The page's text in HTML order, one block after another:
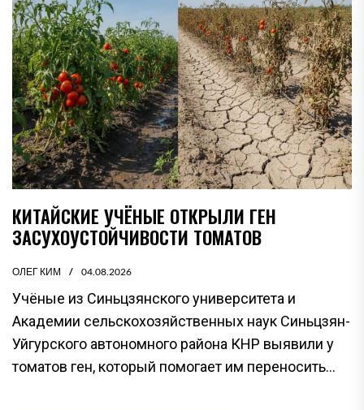
КИТАЙСКИЕ УЧЁНЫЕ ОТКРЫЛИ ГЕН
ЗАСУХОУСТОЙЧИВОСТИ ТОМАТОВ
ОЛЕГ КИМ 04.08.2026
Учёные из Синьцзянского университета и
Академии сельскохозяйственных наук Синьцзян-
Уйгурского автономного района КНР выявили у
томатов ген, который помогает им переносить...